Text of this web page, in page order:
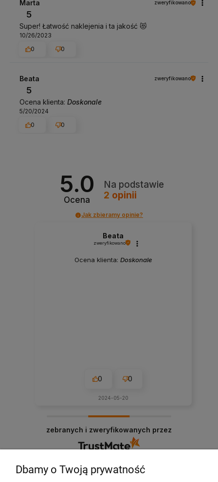
Marta zweryfikowano
5
Super! Łatwość naklejenia i ta jakość 😻
10/26/2023
0
0
Beata zweryfikowano
5
Ocena klienta: Doskonale
5/20/2024
0
0
5.0
Ocena
Na podstawie
2 opinii
Jak zbieramy opinie?
Beata
zweryfikowano
Ocena klienta: Doskonale
0 0
2024-05-20
zebranych i zweryfikowanych przez
Dbamy o Twoją prywatność